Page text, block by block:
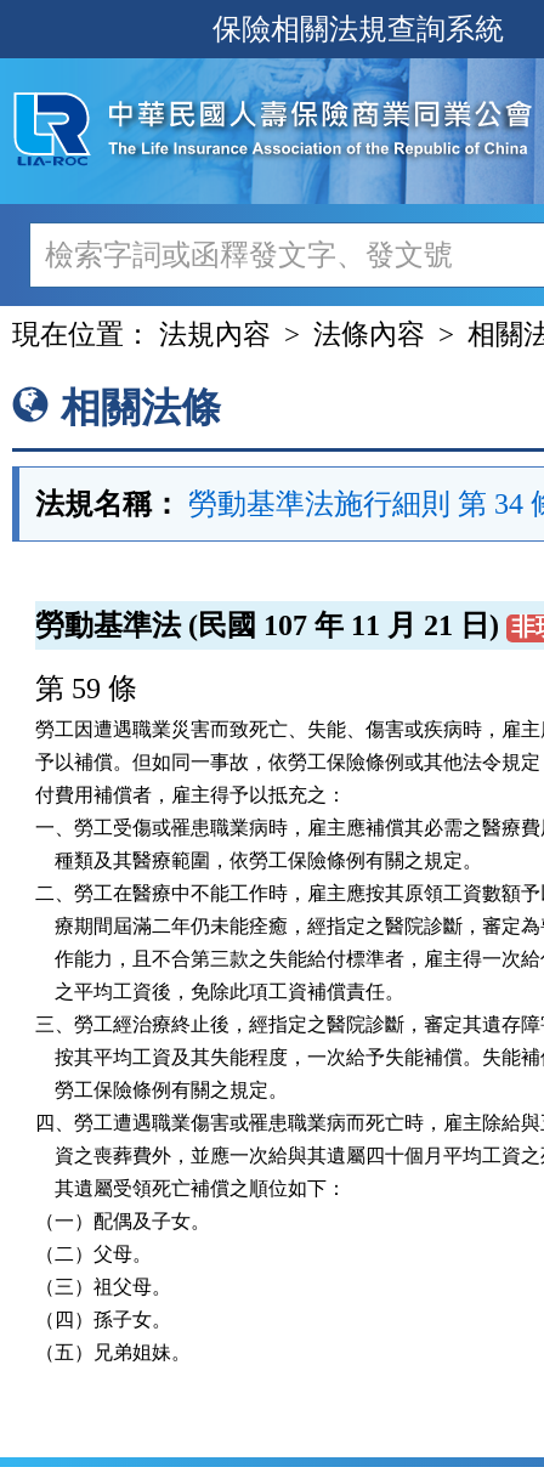
至
主
內
容
保險相關法規查詢系統
現在位置： 法規內容 法條內容 相關
相關法條
法規名稱： 勞動基準法施行細則 第 34
勞動基準法 (民國 107 年 11 月 21 日) 非
第 59 條
勞工因遭遇職業災害而致死亡、失能、傷害或疾病時，雇
予以補償。但如同一事故，依勞工保險條例或其他法令規
付費用補償者，雇主得予以抵充之：
一、勞工受傷或罹患職業病時，雇主應補償其必需之醫療
    種類及其醫療範圍，依勞工保險條例有關之規定。
二、勞工在醫療中不能工作時，雇主應按其原領工資數額
療期間屆滿二年仍未能痊癒，經指定之醫院診斷，審定
作能力，且不合第三款之失能給付標準者，雇主得一次
    之平均工資後，免除此項工資補償責任。
三、勞工經治療終止後，經指定之醫院診斷，審定其遺存
按其平均工資及其失能程度，一次給予失能補償。失能
    勞工保險條例有關之規定。
四、勞工遭遇職業傷害或罹患職業病而死亡時，雇主除給
資之喪葬費外，並應一次給與其遺屬四十個月平均工資
    其遺屬受領死亡補償之順位如下：
（一）配偶及子女。
（二）父母。
（三）祖父母。
（四）孫子女。
（五）兄弟姐妹。